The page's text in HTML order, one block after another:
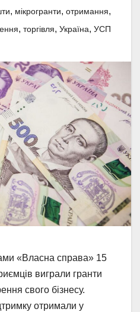
, мікрогранти, отримання,
, торгівля, Україна, УСП
«Власна справа» 15
виграли гранти
свого бізнесу.
отримали у